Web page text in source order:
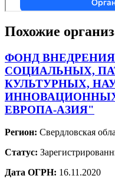
Похожие
ФОНД
СОЦИАЛЬНЫХ,
КУЛЬТУРНЫХ,
ЕВРОПА-АЗИЯ"
Регион: Свердловская
Статус:
Дата ОГРН: 16.11.2020